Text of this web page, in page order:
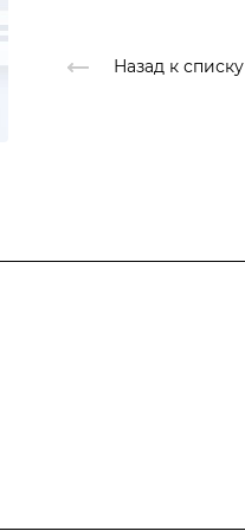
Назад к списку